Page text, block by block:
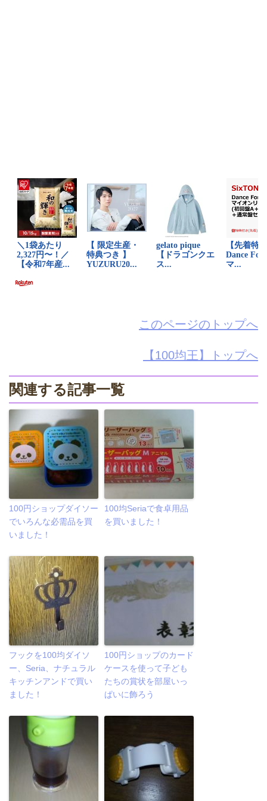
このページのトップへ
【100均王】トップへ
関連する記事一覧
100円ショップダイソー
でいろんな必需品を買
いました！
100均Seriaで食卓用品
を買いました！
フックを100均ダイソ
ー、Seria、ナチュラル
キッチンアンドで買い
ました！
100円ショップのカード
ケースを使って子ども
たちの賞状を部屋いっ
ぱいに飾ろう